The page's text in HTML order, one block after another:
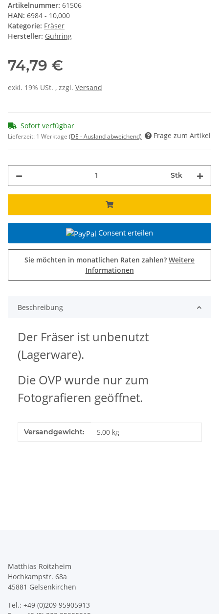
Artikelnummer: 61506
HAN: 6984 - 10,000
Kategorie: Fräser
Hersteller: Gühring
74,79 €
exkl. 19% USt. , zzgl. Versand
Sofort verfügbar
Lieferzeit: 1 Werktage (DE - Ausland abweichend) Frage zum Artikel
Stk
Consent erteilen
Sie möchten in monatlichen Raten zahlen? Weitere
Informationen
Beschreibung
Der Fräser ist unbenutzt
(Lagerware).
Die OVP wurde nur zum
Fotografieren geöffnet.
Produkteigenschaft
Wert
Versandgewicht: 5,00 kg
Matthias Roitzheim
Hochkampstr. 68a
45881 Gelsenkirchen
Tel.: +49 (0)209 95905913